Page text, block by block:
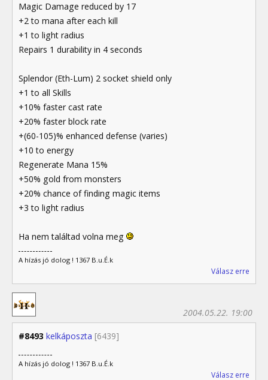
Magic Damage reduced by 17
+2 to mana after each kill
+1 to light radius
Repairs 1 durability in 4 seconds
Splendor (Eth-Lum) 2 socket shield only
+1 to all Skills
+10% faster cast rate
+20% faster block rate
+(60-105)% enhanced defense (varies)
+10 to energy
Regenerate Mana 15%
+50% gold from monsters
+20% chance of finding magic items
+3 to light radius
Ha nem találtad volna meg
A hízás jó dolog ! 1367 B.u.É.k
Válasz erre
#8493 kelkáposzta [6439]
2004.05.22. 19:00
A hízás jó dolog ! 1367 B.u.É.k
Válasz erre